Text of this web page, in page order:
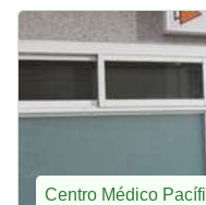
Centro Médico